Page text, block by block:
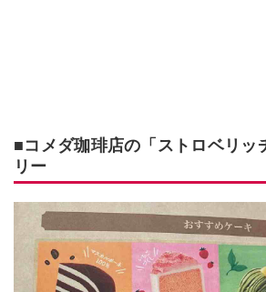
■コメダ珈琲店の「ストロベリッ
リー